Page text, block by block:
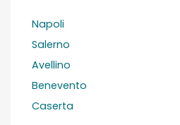
Napoli
Salerno
Avellino
Benevento
Caserta